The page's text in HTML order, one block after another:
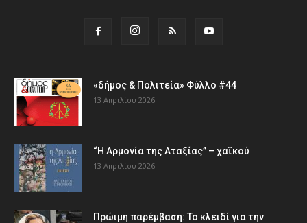
«δήμος & Πολιτεία» Φύλλο #44
13 Απριλίου 2026
“Η Αρμονία της Αταξίας” – χαϊκού
13 Απριλίου 2026
Πρώιμη παρέμβαση: Το κλειδί για την